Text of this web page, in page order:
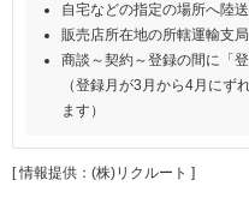
自宅などの指定の場所へ陸
販売店所在地の所轄運輸支
商談～契約～登録の間に「
（登録月が3月から4月にず
ます）
[ 情報提供：(株)リクルート ]